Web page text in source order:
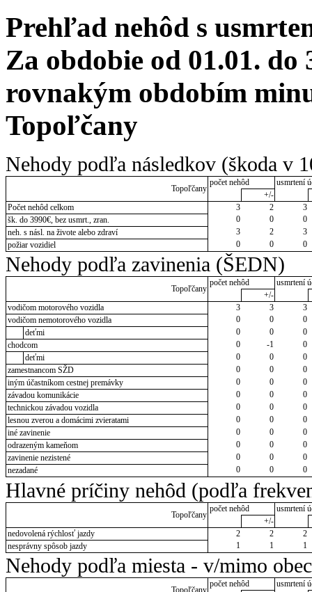
Prehľad nehôd s
Za obdobie od 01.01. do
rovnakým obdobím
Topoľčany
Nehody podľa následkov (škoda v
Topoľčany
počet nehôd
usmrtení
+/-
Počet nehôd celkom
3 2
3
šk. do 3990€, bez usmrt., zran.
0 0
0
neh. s násl. na živote alebo zdraví
3 2
3
požiar vozidiel
0 0 0
Nehody podľa zavinenia (ŠEDN)
Topoľčany
počet nehôd
usmrtení
+/-
vodičom motorového vozidla
3 3
3
vodičom nemotorového vozidla
0 0
0
deťmi
0 0
0
chodcom
0 -1
0
deťmi
0 0
0
zamestnancom SŽD
0 0
0
iným účastníkom cestnej premávky
0 0
0
závadou komunikácie
0 0
0
technickou závadou vozidla
0 0
0
lesnou zverou a domácimi zvieratami
0 0
0
iné zavinenie
0 0
0
odrazeným kameňom
0 0
0
zavinenie nezistené
0 0
0
nezadané
0 0 0
Hlavné príčiny nehôd (podľa
Topoľčany
počet nehôd
usmrtení
+/-
nedovolená rýchlosť jazdy
2 2
2
nesprávny spôsob jazdy
1 1 1
Nehody podľa miesta - v/mimo obec
Topoľčany
počet nehôd
usmrtení